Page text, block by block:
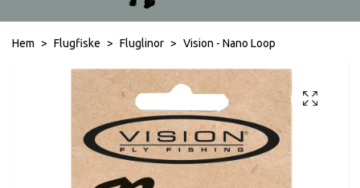
Hem Flugfiske Fluglinor Vision - Nano Loop